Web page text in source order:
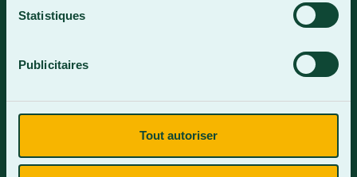
Statistiques
Publicitaires
Tout autoriser
Lundi-vendredi : 8 h à 16 h
Contactez-nous